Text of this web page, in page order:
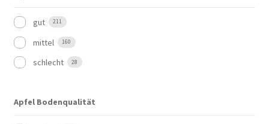
gut 211
mittel 160
schlecht 28
Apfel Bodenqualität